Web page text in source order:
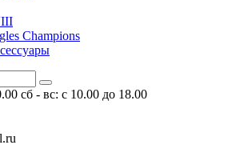
Champions
сб - вс: с 10.00 до 18.00